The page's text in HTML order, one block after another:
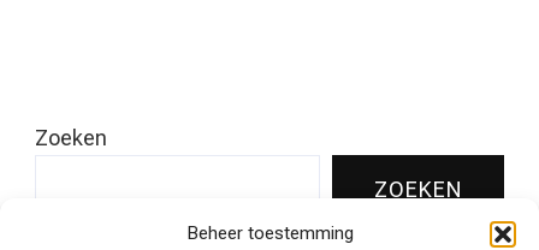
Beheer toestemming
Zoeken
ZOEKEN